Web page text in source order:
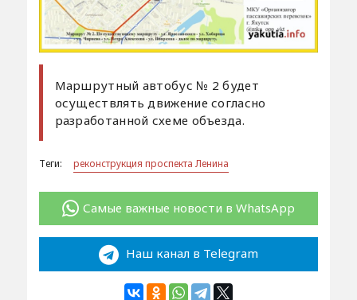
Маршрутный автобус № 2 будет
осуществлять движение согласно
разработанной схеме объезда.
Теги: реконструкция проспекта Ленина
Самые важные новости в WhatsApp
Наш канал в Telegram